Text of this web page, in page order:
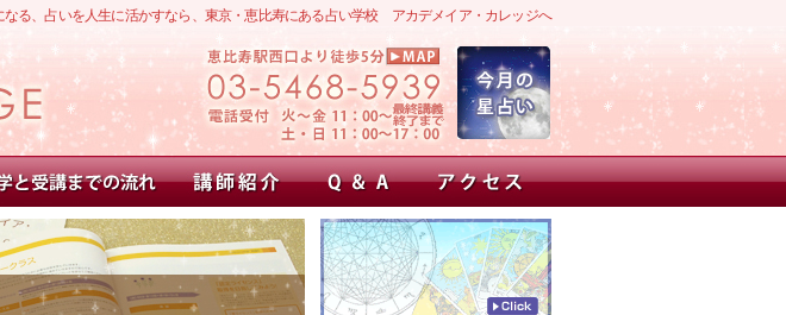
なる、占いを人生に活かすなら、東京・恵比寿にある占い学校 アカデメイア・カレッジへ